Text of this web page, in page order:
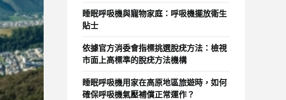
睡眠呼吸機與寵物家庭：呼吸機擺放衛生
貼士
依據官方消委會指標挑選脫疣方法：檢視
市面上高標準的脫疣方法機構
睡眠呼吸機用家在高原地區旅遊時，如何
確保呼吸機氣壓補償正常運作？